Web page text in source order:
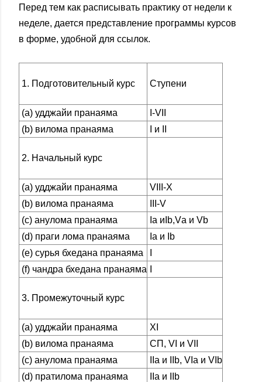
Перед тем как расписывать практику от недели к
неделе, дается представление программы курсов
в форме, удобной для ссылок.
1. Подготовительный курс Ступени
(а) удджайи пранаяма
I-VII
(b) вилома пранаяма
I и II
2. Начальный курс
(а) удджайи пранаяма
VIII-X
(b) вилома пранаяма
III-V
(с) анулома пранаяма
Ia иIb,Vа и Vb
(d) праги лома пранаяма
Ia и Ib
(е) сурья бхедана пранаяма
(f) чандра бхедана пранаяма
3. Промежуточный курс
(а) удджайи пранаяма
XI
(b) вилома пранаяма
СП, VI и VII
(с) анулома пранаяма
IIа и IIb, VIa и VIb
(d) пратилома пранаяма
IIа и IIb